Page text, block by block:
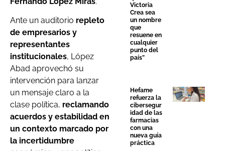
Ante un auditorio repleto
de empresarios y
representantes
institucionales, López
Abad aprovechó su
intervención para lanzar
un mensaje claro a la
clase política, reclamando
acuerdos y estabilidad en
un contexto marcado por
la incertidumbre
Victoria
Crea sea
un nombre
que
resuene en
cualquier
punto del
país”
Hefame
refuerza la
cibersegur
idad de las
farmacias
con una
nueva guía
práctica